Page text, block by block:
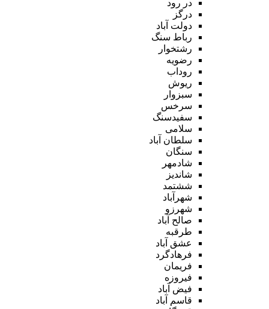
در رود
درگز
دولت آباد
رباط سنگ
رشتخوار
رضویه
روداب
ریوش
سبزوار
سرخس
سفیدسنگ
سلامی
سلطان آباد
سنگان
شادمهر
شاندیز
ششتمد
شهرآباد
شهرزو
صالح آباد
طرقبه
عشق آباد
فرهادگرد
فریمان
فیروزه
فیض آباد
قاسم آباد